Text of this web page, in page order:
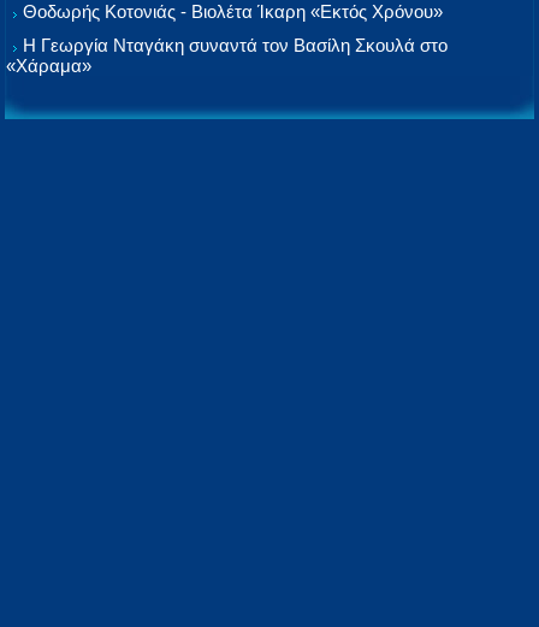
Θοδωρής Κοτονιάς - Βιολέτα Ίκαρη «Εκτός Χρόνου»
Η Γεωργία Νταγάκη συναντά τον Βασίλη Σκουλά στο
«Χάραμα»